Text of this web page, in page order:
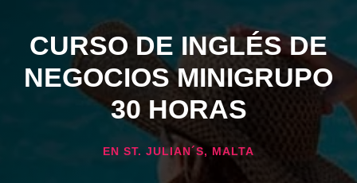
CURSO DE INGLÉS DE
NEGOCIOS MINIGRUPO
30 HORAS
EN ST. JULIAN´S, MALTA